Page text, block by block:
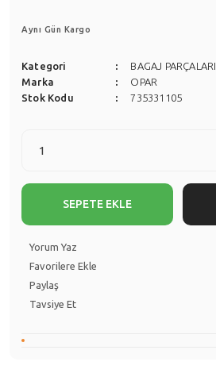
Aynı Gün Kargo
Kategori
BAGAJ PARÇALARI
Marka
OPAR
Stok Kodu
735331105
SEPETE EKLE
Yorum Yaz
Paylaş
Tavsiye Et